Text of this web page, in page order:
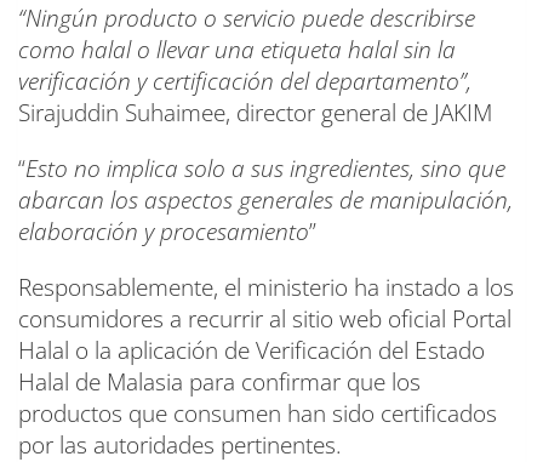
“Ningún producto o servicio puede describirse
como halal o llevar una etiqueta halal sin la
verificación y certificación del departamento”,
Sirajuddin Suhaimee, director general de JAKIM
“Esto no implica solo a sus ingredientes, sino que
abarcan los aspectos generales de manipulación,
elaboración y procesamiento”
Responsablemente, el ministerio ha instado a los
consumidores a recurrir al sitio web oficial Portal
Halal o la aplicación de Verificación del Estado
Halal de Malasia para confirmar que los
productos que consumen han sido certificados
por las autoridades pertinentes.